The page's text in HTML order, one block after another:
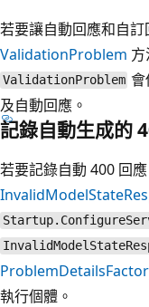
若要讓自動回應和自
ValidationProblem
ValidationProblem
及自動回應。
記錄自動生成的
若要記錄自動 400 回
執行個體。